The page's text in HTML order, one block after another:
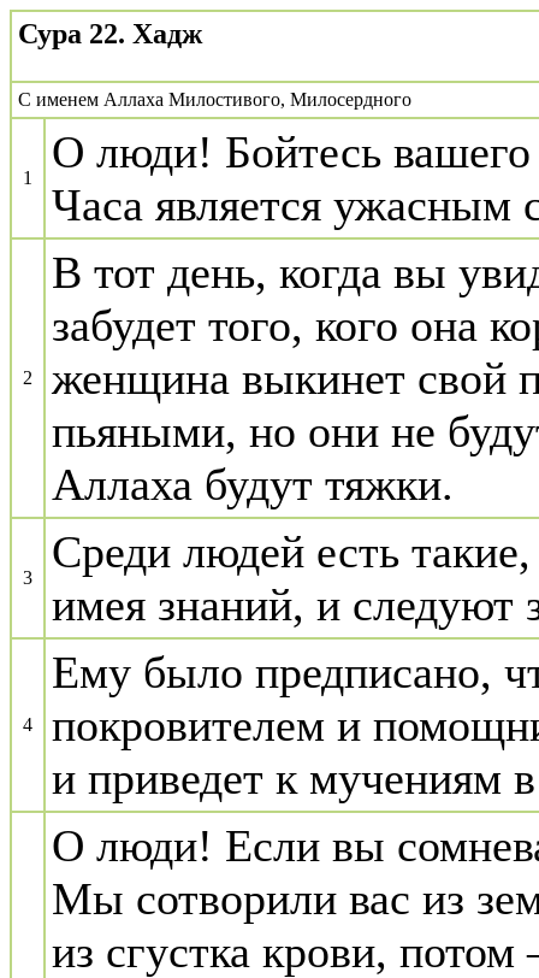
Сура 22. Xaдж
С именем Аллаха Милостивого, Милосердного
1
О люди! Бойтесь вашего
Часа является ужасным
2
В тот день, когда вы
забудет того, кого она
женщина выкинет свой
пьяными, но они не
Аллаха будут тяжки.
3
Среди людей есть
имея знаний, и следуют
4
Ему было предписано,
покровителем и
и приведет к мучениям
О люди! Если вы
Мы сотворили вас из
из сгустка крови, потом